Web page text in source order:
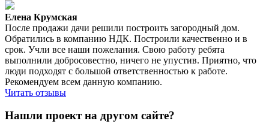
Елена Крумская
После продажи дачи решили построить загородный дом.
Обратились в компанию НДК. Построили качественно и в
срок. Учли все наши пожелания. Свою работу ребята
выполнили добросовестно, ничего не упустив. Приятно, что
люди подходят с большой ответственностью к работе.
Рекомендуем всем данную компанию.
Читать отзывы
Нашли проект на другом сайте?